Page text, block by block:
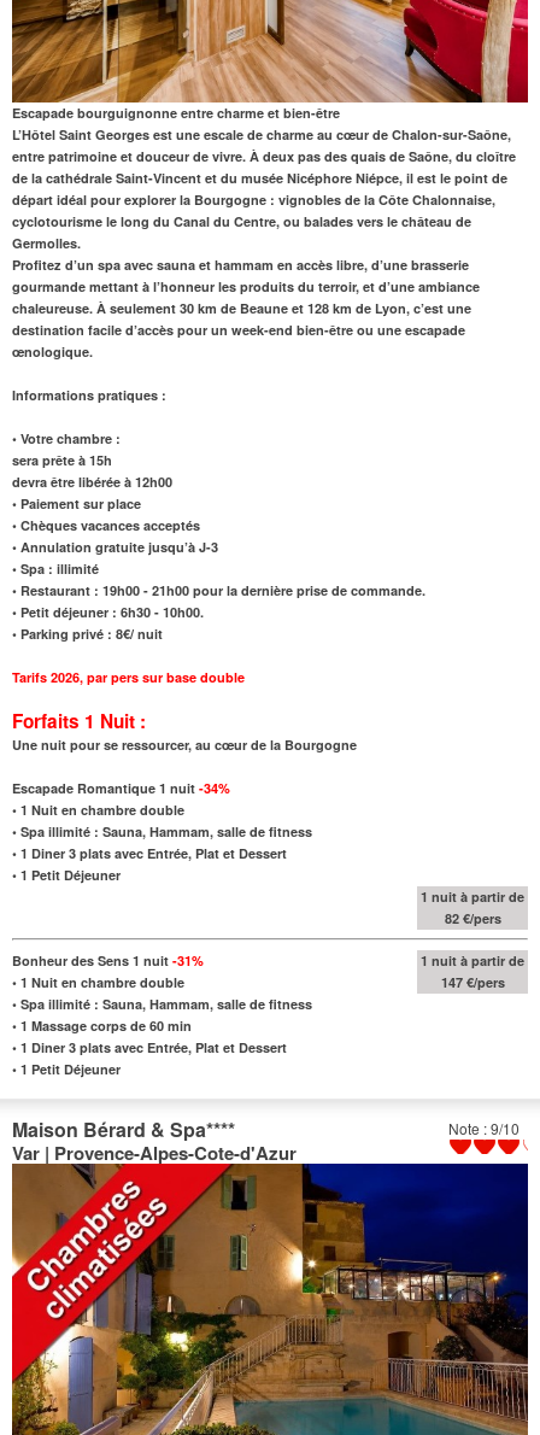
Escapade bourguignonne entre charme et bien-être
L’Hôtel Saint Georges est une escale de charme au cœur de Chalon-sur-Saône,
entre patrimoine et douceur de vivre. À deux pas des quais de Saône, du cloître
de la cathédrale Saint-Vincent et du musée Nicéphore Niépce, il est le point de
départ idéal pour explorer la Bourgogne : vignobles de la Côte Chalonnaise,
cyclotourisme le long du Canal du Centre, ou balades vers le château de
Germolles.
Profitez d’un spa avec sauna et hammam en accès libre, d’une brasserie
gourmande mettant à l’honneur les produits du terroir, et d’une ambiance
chaleureuse. À seulement 30 km de Beaune et 128 km de Lyon, c’est une
destination facile d’accès pour un week-end bien-être ou une escapade
œnologique.
Informations pratiques :
• Votre chambre :
sera prête à 15h
devra être libérée à 12h00
• Paiement sur place
• Chèques vacances acceptés
• Annulation gratuite jusqu’à J-3
• Spa : illimité
• Restaurant : 19h00 - 21h00 pour la dernière prise de commande.
• Petit déjeuner : 6h30 - 10h00.
• Parking privé : 8€/ nuit
Tarifs 2026, par pers sur base double
Forfaits 1 Nuit :
Une nuit pour se ressourcer, au cœur de la Bourgogne
Escapade Romantique 1 nuit -34%
• 1 Nuit en chambre double
• Spa illimité : Sauna, Hammam, salle de fitness
• 1 Diner 3 plats avec Entrée, Plat et Dessert
• 1 Petit Déjeuner
1 nuit à partir de
82 €/pers
Bonheur des Sens 1 nuit -31%
• 1 Nuit en chambre double
• Spa illimité : Sauna, Hammam, salle de fitness
• 1 Massage corps de 60 min
• 1 Diner 3 plats avec Entrée, Plat et Dessert
• 1 Petit Déjeuner
1 nuit à partir de
147 €/pers
Note : 9/10
Maison Bérard & Spa****
Var | Provence-Alpes-Cote-d'Azur